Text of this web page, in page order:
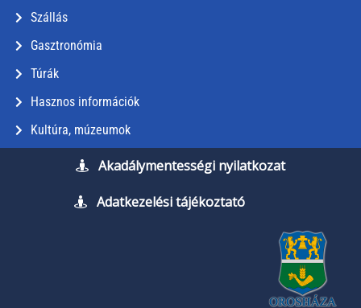
Szállás
Gasztronómia
Túrák
Hasznos információk
Kultúra, múzeumok
Akadálymentességi nyilatkozat
Adatkezelési tájékoztató